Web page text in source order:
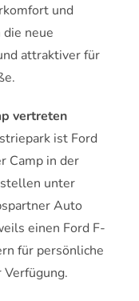
und
neue
attraktiver für
vertreten
ist Ford
Camp in der
unter
Auto
einen Ford F-
für persönliche
Verfügung.